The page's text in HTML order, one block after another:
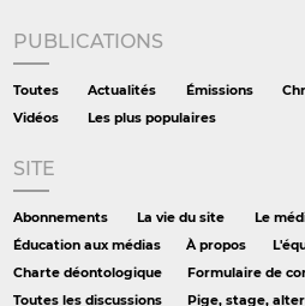
PUBLICATIONS
Toutes Actualités Émissions
Vidéos
Les plus populaires
SITE
Abonnements La vie du site Le
Éducation aux médias
À propos
Charte déontologique
Formulaire de
Toutes les discussions
Pige, stage,